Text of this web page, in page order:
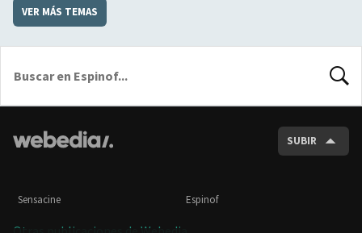
VER MÁS TEMAS
SUBIR
Sensacine Espinof